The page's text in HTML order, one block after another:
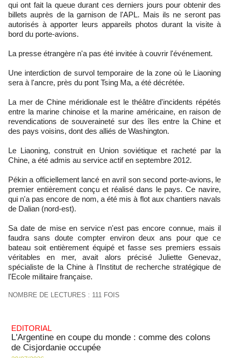
qui ont fait la queue durant ces derniers jours pour obtenir des
billets auprès de la garnison de l'APL. Mais ils ne seront pas
autorisés à apporter leurs appareils photos durant la visite à
bord du porte-avions.
La presse étrangère n'a pas été invitée à couvrir l'événement.
Une interdiction de survol temporaire de la zone où le Liaoning
sera à l'ancre, près du pont Tsing Ma, a été décrétée.
La mer de Chine méridionale est le théâtre d'incidents répétés
entre la marine chinoise et la marine américaine, en raison de
revendications de souveraineté sur des îles entre la Chine et
des pays voisins, dont des alliés de Washington.
Le Liaoning, construit en Union soviétique et racheté par la
Chine, a été admis au service actif en septembre 2012.
Pékin a officiellement lancé en avril son second porte-avions, le
premier entièrement conçu et réalisé dans le pays. Ce navire,
qui n'a pas encore de nom, a été mis à flot aux chantiers navals
de Dalian (nord-est).
Sa date de mise en service n'est pas encore connue, mais il
faudra sans doute compter environ deux ans pour que ce
bateau soit entièrement équipé et fasse ses premiers essais
véritables en mer, avait alors précisé Juliette Genevaz,
spécialiste de la Chine à l'Institut de recherche stratégique de
l'Ecole militaire française.
NOMBRE DE LECTURES : 111 FOIS
EDITORIAL
L'Argentine en coupe du monde : comme des colons
de Cisjordanie occupée